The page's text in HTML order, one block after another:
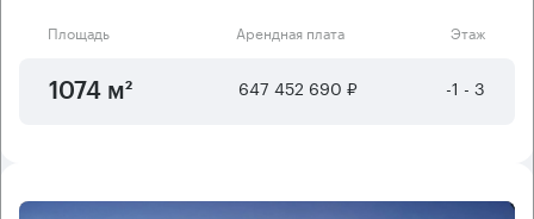
Площадь Арендная плата Этаж
1074 м² 647 452 690 ₽ -1 - 3